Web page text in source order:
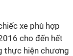
xe phù hợp
cho đến hết
thực hiện chương